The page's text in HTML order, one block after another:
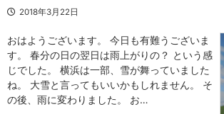
2018年3月22日
おはようございます。 今日も有難うございま
す。 春分の日の翌日は雨上がりの？ という感
じでした。 横浜は一部、雪が舞っていました
ね。 大雪と言ってもいいかもしれません。 そ
の後、雨に変わりました。 お…